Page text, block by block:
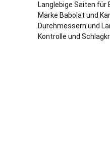
Langlebige Saiten für
Marke Babolat und
Durchmessern und
Kontrolle und